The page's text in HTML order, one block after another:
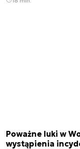
Poważne luki w
wystąpienia